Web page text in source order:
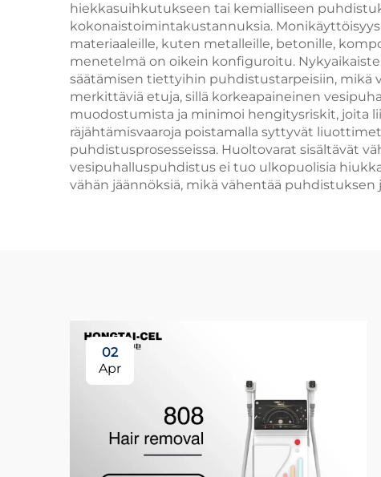
hiekkasuihkutukseen tai kemialliseen
kokonaistoimintakustannuksia.
materiaaleille, kuten metalleille, betonille,
menetelmä on oikein konfiguroitu.
säätämisen tiettyihin puhdistustarpeisiin, mikä
merkittäviä etuja, sillä korkeapaineinen
muodostumista ja minimoi hengitysriskit, joita
räjähtämisvaaroja poistamalla syttyvät
puhdistusprosesseissa. Huoltovarat sisältävät
vesipuhalluspuhdistus ei tuo ulkopuolisia
vähän jäännöksiä, mikä vähentää
02
Apr